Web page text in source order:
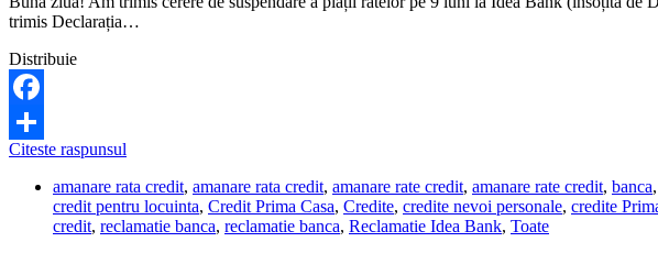
trimis Declarația…
Distribuie
Facebook
Share
Citeste raspunsul
ajuta
sa
aman
amanare rata credit, amanare rata credit, amanare rate credit, amanare rate credit, banca,
credit pentru locuinta, Credit Prima Casa, Credite, credite nevoi personale, credite
credit, reclamatie banca, reclamatie banca, Reclamatie Idea Bank, Toate